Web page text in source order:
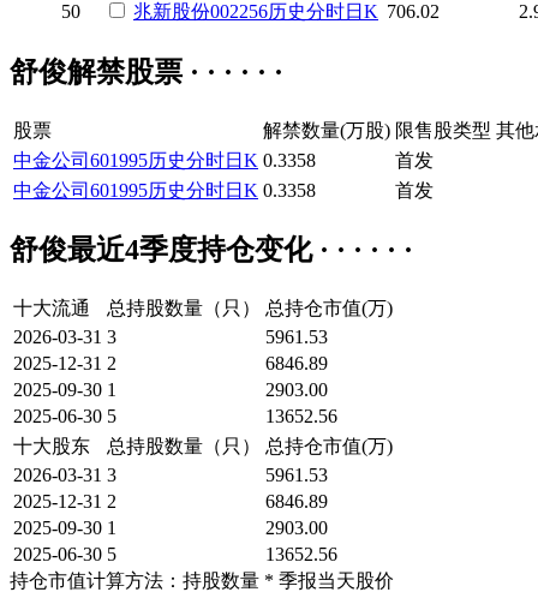
50 兆新股份002256历史分时日K 706.02
舒俊解禁股票 · · · · · ·
股票 解禁数量(万股) 限售股类型 其
中金公司 601995历史分时日K 0.3358
首发
中金公司 601995历史分时日K 0.3358 首发
舒俊最近4季度持仓变化 · · · · · ·
十大流通 总持股数量（只）
总持仓市值(万)
2026-03-31 3
5961.53
2025-12-31 2
6846.89
2025-09-30 1
2903.00
2025-06-30 5
13652.56
十大股东
总持股数量（只）
总持仓市值(万)
2026-03-31 3
5961.53
2025-12-31 2
6846.89
2025-09-30 1
2903.00
2025-06-30 5
13652.56
持仓市值计算方法：持股数量 * 季报当天股价